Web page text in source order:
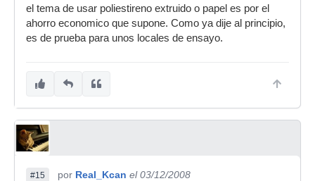
el tema de usar poliestireno extruido o papel es por el
ahorro economico que supone. Como ya dije al principio,
es de prueba para unos locales de ensayo.
#15 por Real_Kcan el 03/12/2008